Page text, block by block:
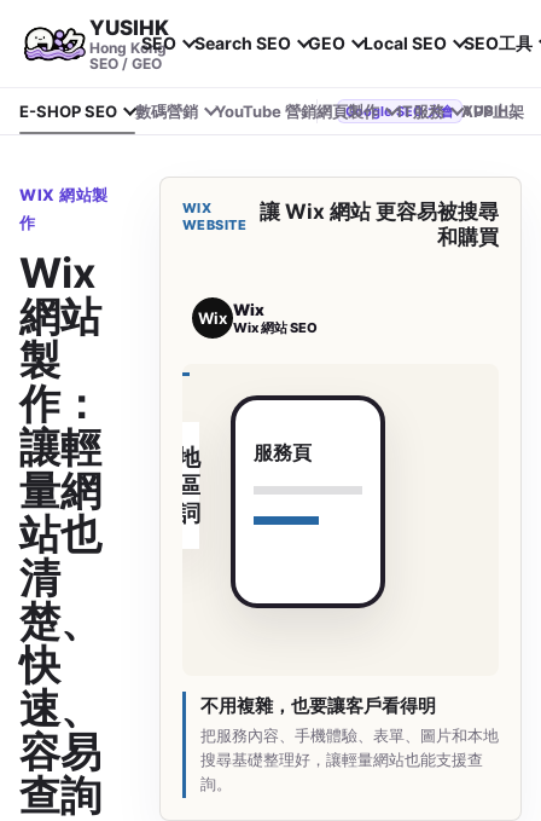
YUSIHK
Hong Kong
SEO / GEO
SEO Search SEO GEO Local SEO SEO工具
E-SHOP SEO 數碼營銷 YouTube 營銷網頁製作 IT服務 APP上架
Google SEO 大會 YUSIHK 近期參加 Google Search Central Live
WIX 網站製
作
Wix
網站
製
作：
讓輕
量網
站也
清
楚、
快
速、
容易
查詢
WIX
WEBSITE
讓 Wix 網站 更容易被搜尋
和購買
Wix Wix
Wix 網站 SEO
服務頁
地
區
詞
不用複雜，也要讓客戶看得明
把服務內容、手機體驗、表單、圖片和本地
搜尋基礎整理好，讓輕量網站也能支援查
詢。